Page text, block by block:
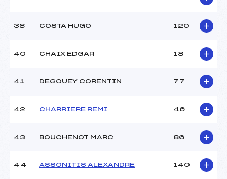
38 COSTA HUGO 120
40 CHAIX EDGAR 18
41 DEGOUEY CORENTIN 77
42 CHARRIERE REMI 46
43 BOUCHENOT MARC 86
44 ASSONITIS ALEXANDRE 140